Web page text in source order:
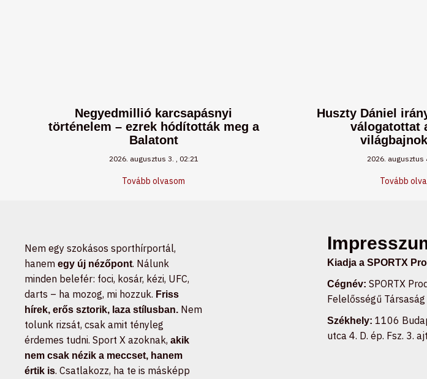
Negyedmillió karcsapásnyi
történelem – ezrek hódították meg a
Balatont
2026. augusztus 3. 02:21
Tovább olvasom
Huszty Dániel
válogatottat
2026. augusztus
Tovább
Nem egy szokásos sporthírportál,
hanem egy új nézőpont. Nálunk
minden belefér: foci, kosár, kézi, UFC,
darts – ha mozog, mi hozzuk. Friss
hírek, erős sztorik, laza stílusban. Nem
tolunk rizsát, csak amit tényleg
érdemes tudni. Sport X azoknak, akik
nem csak nézik a meccset, hanem
értik is. Csatlakozz, ha te is másképp
Kiadja a SPORTX
Cégnév: SPORTX
Felelősségű Társaság
Székhely: 1106
utca 4. D. ép. Fsz. 3.